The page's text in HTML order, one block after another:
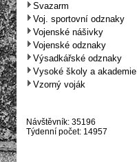
Svazarm
Voj. sportovní odznaky
Vojenské nášivky
Vojenské odznaky
Výsadkářské odznaky
Vysoké školy a akademie
Vzorný voják
Návštěvník: 35196
Týdenní počet: 14957